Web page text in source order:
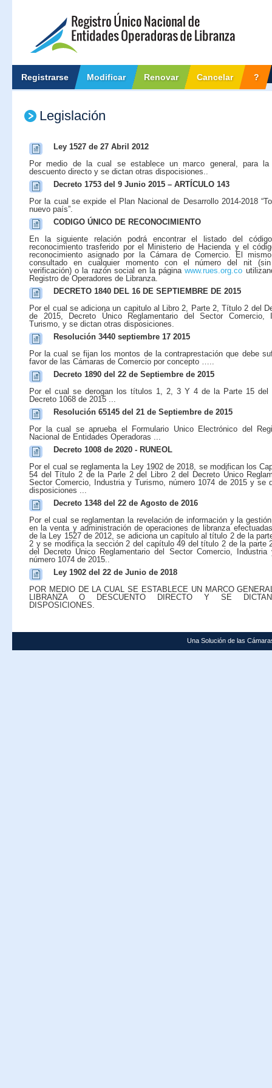
Registrarse Modificar Renovar Cancelar ?
Legislación
Ley 1527 de 27 Abril 2012
Por medio de la cual se establece un marco general, para la
descuento directo y se dictan otras dispocisiones..
Decreto 1753 del 9 Junio 2015 – ARTÍCULO 143
Por la cual se expide el Plan Nacional de Desarrollo 2014-2018
nuevo país”.
CODIGO ÚNICO DE RECONOCIMIENTO
En la siguiente relación podrá encontrar el listado del
reconocimiento trasferido por el Ministerio de Hacienda y el
reconocimiento asignado por la Cámara de Comercio. El
consultado en cualquier momento con el número del nit
verificación) o la razón social en la páginawww.rues.org.co
Registro de Operadores de Libranza.
DECRETO 1840 DEL 16 DE SEPTIEMBRE DE 2015
Por el cual se adiciona un capitulo al Libro 2, Parte 2, Título 2 del
de 2015, Decreto Único Reglamentario del Sector Comercio,
Turismo, y se dictan otras disposiciones.
Resolución 3440 septiembre 17 2015
Por la cual se fijan los montos de la contraprestación que debe
favor de las Cámaras de Comercio por concepto …..
Decreto 1890 del 22 de Septiembre de 2015
Por el cual se derogan los títulos 1, 2, 3 Y 4 de la Parte 15 del
Decreto 1068 de 2015 ...
Resolución 65145 del 21 de Septiembre de 2015
Por la cual se aprueba el Formulario Unico Electrónico del
Nacional de Entidades Operadoras ...
Decreto 1008 de 2020 - RUNEOL
Por el cual se reglamenta la Ley 1902 de 2018, se modifican los
54 del Título 2 de la Parle 2 del Libro 2 del Decreto Único
Sector Comercio, Industria y Turismo, número 1074 de 2015 y se
disposiciones ...
Decreto 1348 del 22 de Agosto de 2016
Por el cual se reglamentan la revelación de información y la
en la venta y administración de operaciones de libranza
de la Ley 1527 de 2012, se adiciona un capítulo al título 2 de la
2 y se modifica la sección 2 del capítulo 49 del título 2 de la parte
del Decreto Único Reglamentario del Sector Comercio, Industria
número 1074 de 2015..
Ley 1902 del 22 de Junio de 2018
POR MEDIO DE LA CUAL SE ESTABLECE UN MARCO
LIBRANZA O DESCUENTO DIRECTO Y SE
DISPOSICIONES.
Una Solución de las